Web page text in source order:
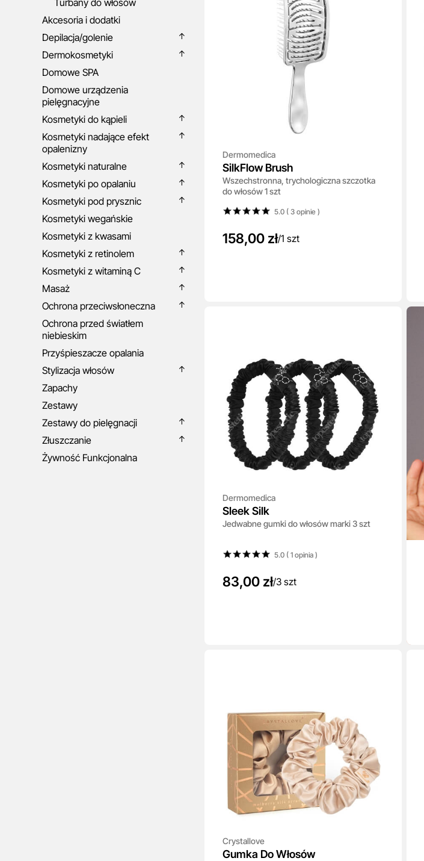
Turbany do włosów
Akcesoria i dodatki
Depilacja/golenie
Dermokosmetyki
Domowe SPA
Domowe urządzenia
pielęgnacyjne
Kosmetyki do kąpieli
Kosmetyki nadające efekt
opalenizny
Kosmetyki naturalne
Kosmetyki po opalaniu
Kosmetyki pod prysznic
Kosmetyki wegańskie
Kosmetyki z kwasami
Kosmetyki z retinolem
Kosmetyki z witaminą C
Masaż
Ochrona przeciwsłoneczna
Ochrona przed światłem
niebieskim
Przyśpieszacze opalania
Stylizacja włosów
Zapachy
Zestawy
Zestawy do pielęgnacji
Złuszczanie
Żywność Funkcjonalna
Dermomedica
SilkFlow Brush
Wszechstronna, trychologiczna szczotka
do włosów 1 szt
5.0 ( 3opinie)
158,00 zł/1 szt
Dermomedica
Sleek Silk
Jedwabne gumki do włosów marki 3 szt
5.0 ( 1opinia)
83,00 zł/3 szt
Crystallove
Gumka Do Włosów